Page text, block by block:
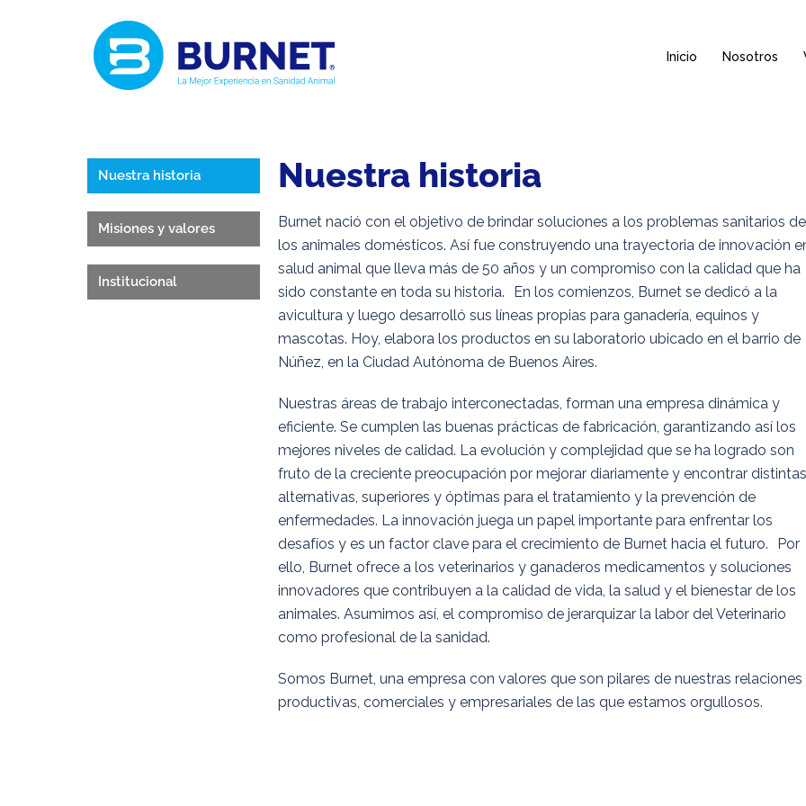
Inicio Nosotros
Nuestra historia
Misiones y valores
Institucional
Nuestra historia
Burnet nació con el objetivo de brindar soluciones a los problemas sanitarios de
los animales domésticos. Así fue construyendo una trayectoria de innovación
salud animal que lleva más de 50 años y un compromiso con la calidad que ha
sido constante en toda su historia. En los comienzos, Burnet se dedicó a la
avicultura y luego desarrolló sus líneas propias para ganadería, equinos y
mascotas. Hoy, elabora los productos en su laboratorio ubicado en el barrio de
Núñez, en la Ciudad Autónoma de Buenos Aires.
Nuestras áreas de trabajo interconectadas, forman una empresa dinámica y
eficiente. Se cumplen las buenas prácticas de fabricación, garantizando así los
mejores niveles de calidad. La evolución y complejidad que se ha logrado son
fruto de la creciente preocupación por mejorar diariamente y encontrar distintas
alternativas, superiores y óptimas para el tratamiento y la prevención de
enfermedades. La innovación juega un papel importante para enfrentar los
desafíos y es un factor clave para el crecimiento de Burnet hacia el futuro. Por
ello, Burnet ofrece a los veterinarios y ganaderos medicamentos y soluciones
innovadores que contribuyen a la calidad de vida, la salud y el bienestar de los
animales. Asumimos así, el compromiso de jerarquizar la labor del Veterinario
como profesional de la sanidad.
Somos Burnet, una empresa con valores que son pilares de nuestras relaciones
productivas, comerciales y empresariales de las que estamos orgullosos.